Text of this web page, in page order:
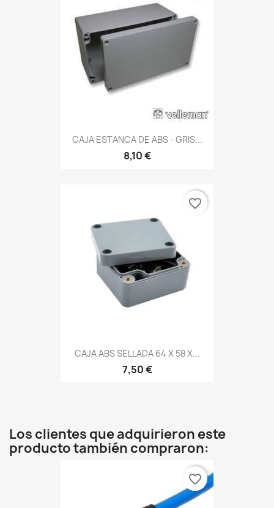
CAJA ESTANCA DE ABS - GRIS...
8,10 €
CAJA ABS SELLADA 64 X 58 X...
7,50 €
favorite_border
Los clientes que adquirieron este
producto también compraron:
favorite_border